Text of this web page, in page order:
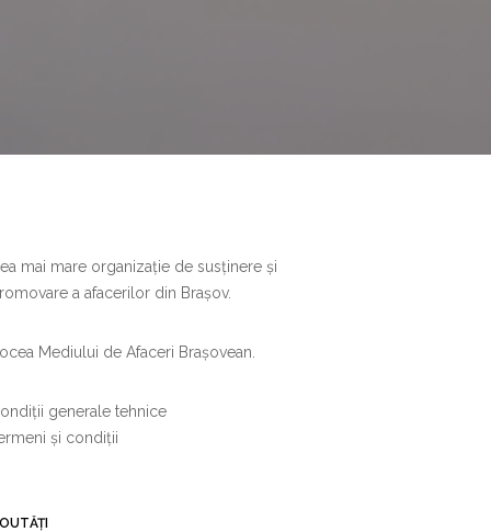
mai mare organizație de susținere și
a afacerilor din Brașov.
Mediului de Afaceri Brașovean.
generale tehnice
și condiții